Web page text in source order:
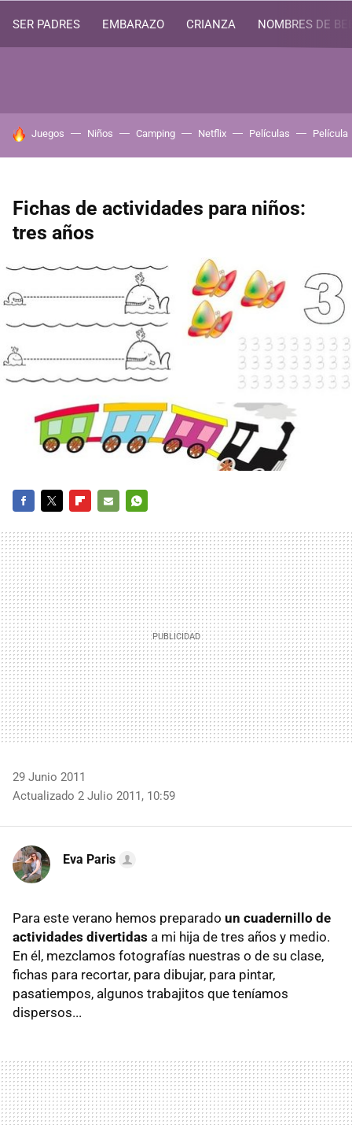
SER PADRES EMBARAZO CRIANZA NOMBRES DE
HOY SE HABLA DE
Juegos Niños Camping Netflix Películas Película
Fichas de actividades para niños:
tres años
MAIL
29 Junio 2011
Actualizado 2 Julio 2011, 10:59
Eva Paris
Para este verano hemos preparado un cuadernillo de
actividades divertidas a mi hija de tres años y medio.
En él, mezclamos fotografías nuestras o de su clase,
fichas para recortar, para dibujar, para pintar,
pasatiempos, algunos trabajitos que teníamos
dispersos...